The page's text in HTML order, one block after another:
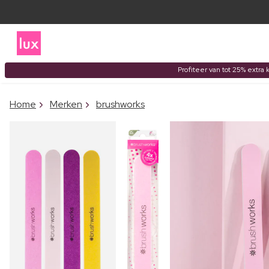
Profiteer van tot 25% extra
Home Merken brushworks